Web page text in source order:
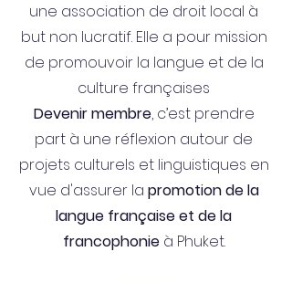
une association de droit local à
but non lucratif. Elle a pour mission
de promouvoir la langue et de la
culture françaises
Devenir membre, c’est prendre
part à une réflexion autour de
projets culturels et linguistiques en
vue d'assurer la promotion de la
langue française et de la
francophonieà Phuket.